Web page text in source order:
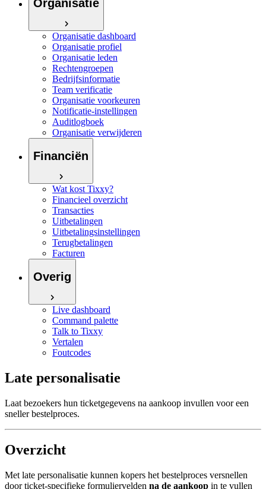
Organisatie
Organisatie dashboard
Organisatie profiel
Organisatie leden
Rechtengroepen
Bedrijfsinformatie
Team verificatie
Organisatie voorkeuren
Notificatie-instellingen
Auditlogboek
Organisatie verwijderen
Financiën
Wat kost Tixxy?
Financieel overzicht
Transacties
Uitbetalingen
Uitbetalingsinstellingen
Terugbetalingen
Facturen
Overig
Live dashboard
Command palette
Talk to Tixxy
Vertalen
Foutcodes
Late personalisatie
Laat bezoekers hun ticketgegevens na aankoop invullen voor een
sneller bestelproces.
Overzicht
Met late personalisatie kunnen kopers het bestelproces versnellen
door ticket-specifieke formuliervelden na de aankoop in te vullen